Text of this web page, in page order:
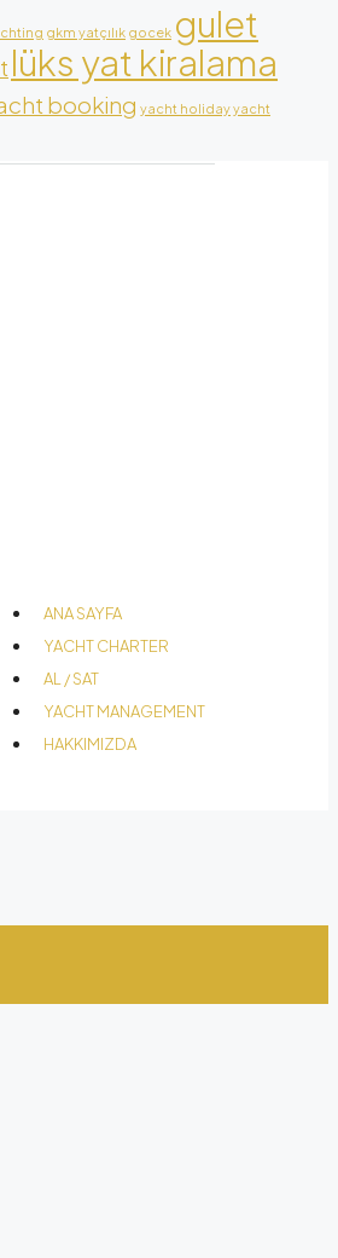
gkm yatçılık gocek gulet
lüks yat kiralama
booking yacht holidayyacht
ANA SAYFA
YACHT CHARTER
AL / SAT
YACHT MANAGEMENT
HAKKIMIZDA